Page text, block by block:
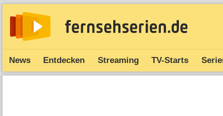
News Entdecken Streaming TV-Starts